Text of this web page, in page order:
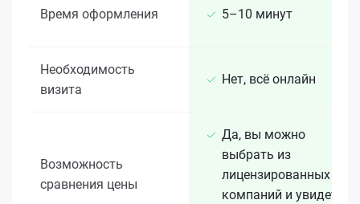
Время оформления 5–10 минут
Необходимость
визита
Нет, всё онлайн
Возможность
сравнения цены
Да, вы можно
выбрать из
лицензированных 15+
компаний и увидеть,